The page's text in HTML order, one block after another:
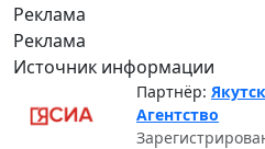
Реклама
Реклама
Источник информации
Партнёр:
Агентство